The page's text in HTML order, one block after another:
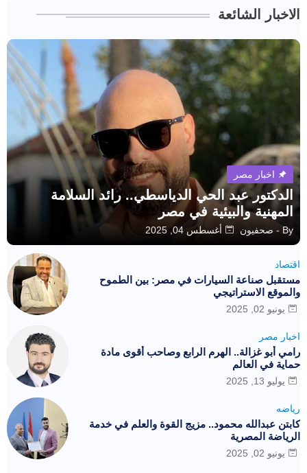
الاخبار الشائعة
اخبار مصر
الدكتور عبد الحي الدياسطي.. رائد السلامة
المهنية والبيئية في مصر
By - صحفيون أغسطس 04, 2025
اقتصاد
مستقبل صناعة السيارات في مصر: بين الطموح
والموقع الاستراتيجي
يونيو 02, 2025
اخبار مصر
رامي أبو غزالة.. الهرم الرابع وصاحب أقوى مادة
حماية في العالم
يوليو 13, 2025
رياضه
كابتن عبدالله محمود.. مزيج القوة والعلم في خدمة
الرياضة المصرية
يونيو 02, 2025